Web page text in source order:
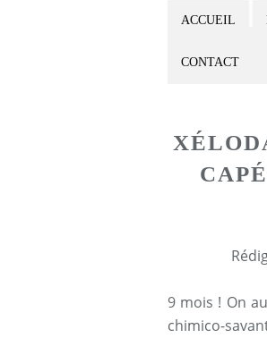
ACCUEIL
CONTACT
9 mois ! On
chimico-